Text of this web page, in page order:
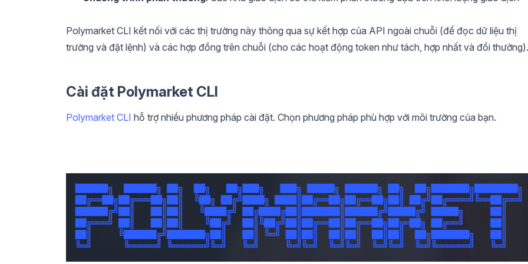
Polymarket CLI kết nối với các thị trường này thông qua sự kết hợp của API ngoài chuỗi (để đọc dữ liệu thị
trường và đặt lệnh) và các hợp đồng trên chuỗi (cho các hoạt động token như tách, hợp nhất và đổi thưởng).
Cài đặt Polymarket CLI
Polymarket CLI hỗ trợ nhiều phương pháp cài đặt. Chọn phương pháp phù hợp với môi trường của bạn.